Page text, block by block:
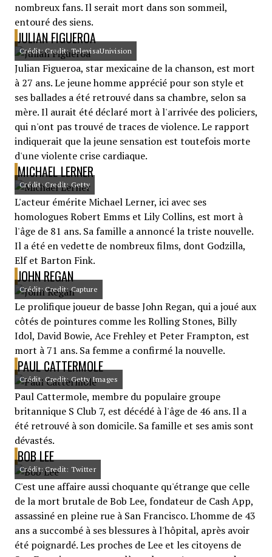
nombreux fans. Il serait mort dans son sommeil,
entouré des siens.
JULIAN FIGUEROA
Crédit: Credit: TelevisaUnivision
Julian Figueroa, star mexicaine de la chanson, est mort
à 27 ans. Le jeune homme apprécié pour son style et
ses ballades a été retrouvé dans sa chambre, selon sa
mère. Il aurait été déclaré mort à l'arrivée des policiers,
qui n'ont pas trouvé de traces de violence. Le rapport
indiquerait que la jeune sensation est toutefois morte
d'une violente crise cardiaque.
MICHAEL LERNER
Crédit: Credit: Getty
L'acteur émérite Michael Lerner, ici avec ses
homologues Robert Emms et Lily Collins, est mort à
l'âge de 81 ans. Sa famille a annoncé la triste nouvelle.
Il a été en vedette de nombreux films, dont Godzilla,
Elf et Barton Fink.
JOHN REGAN
Crédit: Credit: Capture
Le prolifique joueur de basse John Regan, qui a joué aux
côtés de pointures comme les Rolling Stones, Billy
Idol, David Bowie, Ace Frehley et Peter Frampton, est
mort à 71 ans. Sa femme a confirmé la nouvelle.
PAUL CATTERMOLE
Crédit: Credit: Getty Images
Paul Cattermole, membre du populaire groupe
britannique S Club 7, est décédé à l'âge de 46 ans. Il a
été retrouvé à son domicile. Sa famille et ses amis sont
dévastés.
BOB LEE
Crédit: Credit: Twitter
C'est une affaire aussi choquante qu'étrange que celle
de la mort brutale de Bob Lee, fondateur de Cash App,
assassiné en pleine rue à San Francisco. L'homme de 43
ans a succombé à ses blessures à l'hôpital, après avoir
été poignardé. Les proches de Lee et les citoyens de